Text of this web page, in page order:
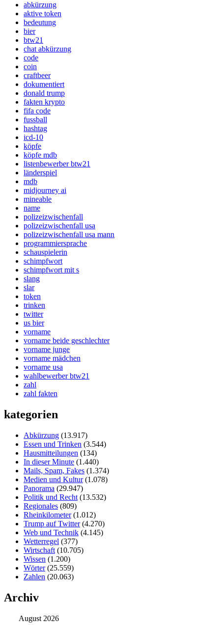
abkürzung
aktive token
bedeutung
bier
btw21
chat abkürzung
code
coin
craftbeer
dokumentiert
donald trump
fakten krypto
fifa code
fussball
hashtag
icd-10
köpfe
köpfe mdb
listenbewerber btw21
länderspiel
mdb
midjourney ai
mineable
name
polizeizwischenfall
polizeizwischenfall usa
polizeizwischenfall usa mann
programmiersprache
schauspielerin
schimpfwort
schimpfwort mit s
slang
slar
token
trinken
twitter
us bier
vorname
vorname beide geschlechter
vorname junge
vorname mädchen
vorname usa
wahlbewerber btw21
zahl
zahl fakten
kategorien
Abkürzung (13.917)
Essen und Trinken (3.544)
Hausmitteilungen (134)
In dieser Minute (1.440)
Mails, Spam, Fakes (1.374)
Medien und Kultur(1.078)
Panorama (29.947)
Politik und Recht (13.532)
Regionales (809)
Rheinkilometer(1.012)
Trump auf Twitter(4.270)
Web und Technik (4.145)
Wetterregel (377)
Wirtschaft (10.705)
Wissen (1.200)
Wörter(25.559)
Zahlen (20.063)
Archiv
August 2026